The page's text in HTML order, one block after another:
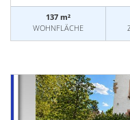
137 m²
WOHNFLÄCHE